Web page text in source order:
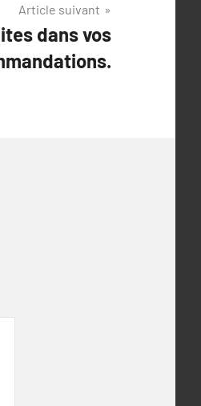
Article suivant
dans vos